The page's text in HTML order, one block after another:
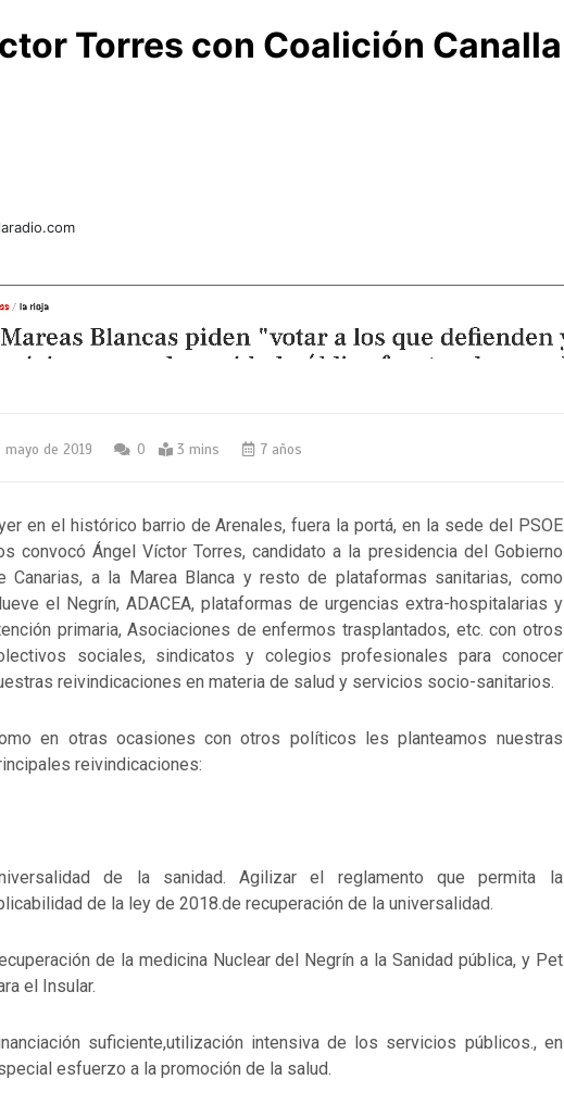
Torres con Coalición Canalla
mayo de 2019 0 3 mins 7 años
en el histórico barrio de Arenales, fuera la portá, en la sede del PSOE
convocó Ángel Víctor Torres, candidato a la presidencia del Gobierno
Canarias, a la Marea Blanca y resto de plataformas sanitarias, como
el Negrín, ADACEA, plataformas de urgencias extra-hospitalarias y
primaria, Asociaciones de enfermos trasplantados, etc. con otros
sociales, sindicatos y colegios profesionales para conocer
reivindicaciones en materia de salud y servicios socio-sanitarios.
en otras ocasiones con otros políticos les planteamos nuestras
reivindicaciones:
de la sanidad. Agilizar el reglamento que permita la
de la ley de 2018.de recuperación de la universalidad.
de la medicina Nuclear del Negrín a la Sanidad pública, y Pet
el Insular.
suficiente,utilización intensiva de los servicios públicos., en
esfuerzo a la promoción de la salud.